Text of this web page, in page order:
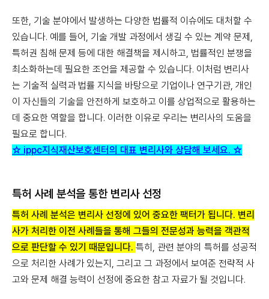
또한, 기술 분야에서 발생하는 다양한 법률적 이슈에도 대처할 수
있습니다. 예를 들어, 기술 개발 과정에서 생길 수 있는 계약 문제,
특허권 침해 문제 등에 대한 해결책을 제시하고, 법률적인 분쟁을
최소화하는데 필요한 조언을 제공할 수 있습니다. 이처럼 변리사
는 기술적 실력과 법률 지식을 바탕으로 기업이나 연구기관, 개인
이 자신들의 기술을 안전하게 보호하고 이를 상업적으로 활용하는
데 중요한 역할을 합니다. 이러한 이유로 우리는 변리사의 도움을
필요로 합니다.
☆ ippc지식재산보호센터의 대표 변리사와 상담해 보세요. ☆
특허 사례 분석을 통한 변리사 선정
특허 사례 분석은 변리사 선정에 있어 중요한 팩터가 됩니다. 변리
사가 처리한 이전 사례들을 통해 그들의 전문성과 능력을 객관적
으로 판단할 수 있기 때문입니다. 특히, 관련 분야의 특허를 성공적
으로 처리한 사례가 있는지, 그리고 그 과정에서 보여준 전략적 사
고와 문제 해결 능력이 선정에 중요한 참고 자료가 될 것입니다.